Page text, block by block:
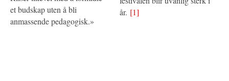
et budskap uten å bli
anmassende pedagogisk.»
år. [1]